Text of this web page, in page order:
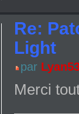
Re:
Light
par
Merci